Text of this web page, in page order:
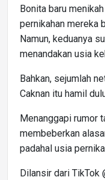
Bonita baru
pernikahan mereka
Namun, keduanya
menandakan usia
Bahkan, sejumlah
Caknan itu hamil
Menanggapi rumor
membeberkan
padahal usia
Dilansir dari TikTok